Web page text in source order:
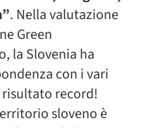
. Nella valutazione
Green
la Slovenia ha
con i vari
record!
sloveno è